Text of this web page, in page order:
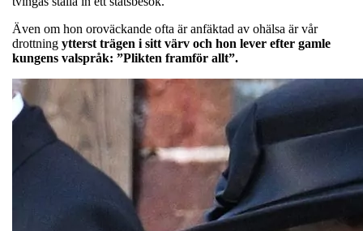
Även om hon oroväckande ofta är anfäktad av ohälsa är vår
drottning ytterst trägen i sitt värv och hon lever efter gamle
kungens valspråk: ”Plikten framför allt”.